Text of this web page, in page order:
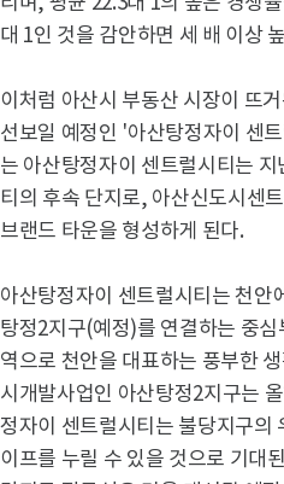
대 1인 것을 감안하면 세 배 이상
이처럼 아산시 부동산 시장이 뜨
선보일 예정인 '아산탕정자이 센
는 아산탕정자이 센트럴시티는
티의 후속 단지로, 아산신도시센
브랜드 타운을 형성하게 된다.
아산탕정자이 센트럴시티는 천안
탕정2지구(예정)를 연결하는 중
역으로 천안을 대표하는 풍부한
시개발사업인 아산탕정2지구는
정자이 센트럴시티는 불당지구의
이프를 누릴 수 있을 것으로 기대